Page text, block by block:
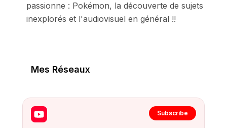
passionne : Pokémon, la découverte de sujets
inexplorés et l'audiovisuel en général !!
Subscribe
Mes Réseaux